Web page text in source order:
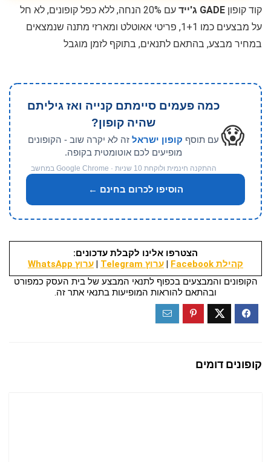
קוד קופון GADE ג'ייד
עם 20% הנחה, ללא כפל קופונים, לא חל
על מבצעים כמו 1+1, פריטי אאוטלט ומארזי מתנה שנמצאים
במחיר מבצע, בהתאם לתנאים, בתוקף לזמן מוגבל
😱
כמה פעמים סיימתם קנייה ואז גיליתם
שהיה קופון?
עם תוסף קופון ישראל זה לא יקרה שוב - הקופונים
מופיעים לכם אוטומטית בקופה.
ההתקנה חינמית ולוקחת 10 שניות · Google Chrome במחשב
הוסיפו לכרום בחינם ←
הצטרפו אלינו לקבלת עדכונים:
קהילת Facebook
| ערוץ Telegram | ערוץ WhatsApp
הקופונים והמבצעים בכפוף לתנאי המבצע של בית העסק כמפורט
ובהתאם להוראות המופיעות בתנאי אתר זה.
קופונים דומים